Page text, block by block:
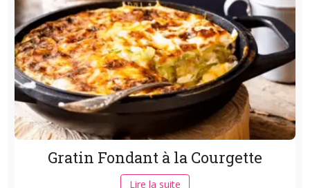
Gratin Fondant à la Courgette
Lire la suite